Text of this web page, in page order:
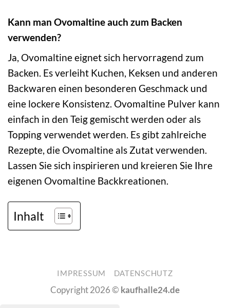
Kann man Ovomaltine auch zum Backen
verwenden?
Ja, Ovomaltine eignet sich hervorragend zum
Backen. Es verleiht Kuchen, Keksen und anderen
Backwaren einen besonderen Geschmack und
eine lockere Konsistenz. Ovomaltine Pulver kann
einfach in den Teig gemischt werden oder als
Topping verwendet werden. Es gibt zahlreiche
Rezepte, die Ovomaltine als Zutat verwenden.
Lassen Sie sich inspirieren und kreieren Sie Ihre
eigenen Ovomaltine Backkreationen.
Inhalt
IMPRESSUM DATENSCHUTZ
Copyright 2026 © kaufhalle24.de